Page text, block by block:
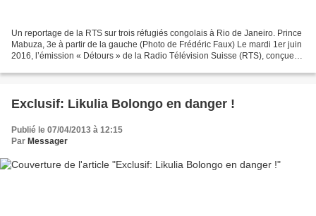
Un reportage de la RTS sur trois réfugiés congolais à Rio de Janeiro. Prince
Mabuza, 3e à partir de la gauche (Photo de Frédéric Faux) Le mardi 1er juin
2016, l’émission « Détours » de la Radio Télévision Suisse (RTS), conçue
Exclusif: Likulia Bolongo en danger !
Publié le 07/04/2013 à 12:15
Par Messager